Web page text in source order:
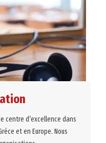
centre d’excellence dans
et en Europe. Nous